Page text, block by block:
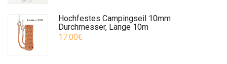
Hochfestes Campingseil 10mm
Durchmesser, Länge 10m
17.00€